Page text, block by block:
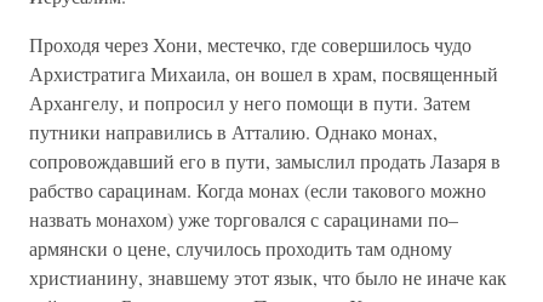
Проходя через Хони, местечко, где совершилось чудо
Архистратига Михаила, он вошел в храм, посвященный
Архангелу, и попросил у него помощи в пути. Затем
путники направились в Атталию. Однако монах,
сопровождавший его в пути, замыслил продать Лазаря в
рабство сарацинам. Когда монах (если такового можно
назвать монахом) уже торговался с сарацинами по–
армянски о цене, случилось проходить там одному
христианину, знавшему этот язык, что было не иначе как